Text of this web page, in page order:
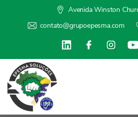
Avenida Winston
contato@grupoepesma.com